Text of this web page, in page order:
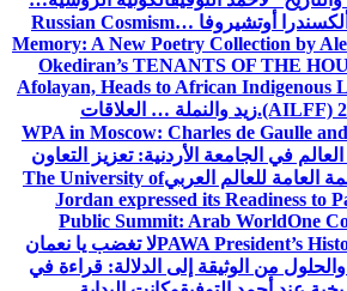
أوتشيروفا Russian Cosmism…
Memory: A New Poetry Collection by
Okediran’s TENANTS OF THE
Afolayan, Heads to African Indigenous
(AILFF) زيد والنملة … العلاقات
WPA in Moscow: Charles de Gaulle
في الجامعة الأردنية: تعزيز التعاون
العامة للعالم العربيThe University of
Jordan expressed its Readiness to
Public Summit: Arab WorldOne
PAWA President’sلا تغضب يا نعمان
من الوثيقة إلى الدلالة: قراءة في